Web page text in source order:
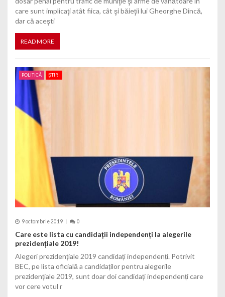
care sunt implicaţi atât fiica, cât şi băieţii lui Gheorghe Dincă,
dar că aceşti
READ MORE
POLITICĂ ȘTIRI
9 octombrie 2019 0
Care este lista cu candidații independenți la alegerile
prezidențiale 2019!
Alegeri prezidențiale 2019 candidați independenți. Potrivit
BEC, pe lista oficială a candidaților pentru alegerile
prezidențiale 2019, sunt doar doi candidați independenți care
vor cere votul r